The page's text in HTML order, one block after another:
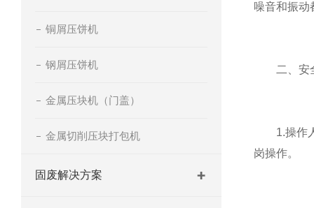
铜屑压饼机
钢屑压饼机
金属压块机（门盖）
金属切削压块打包机
固废解决方案
噪音和振动
二、安
1.操作人
岗操作。